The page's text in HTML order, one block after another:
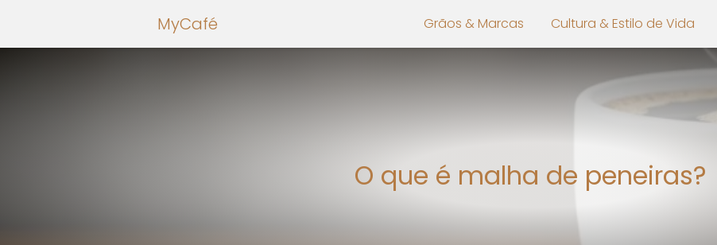
MyCafé Grãos & Marcas Cultura & Estilo de Vida
O que é malha de peneiras?